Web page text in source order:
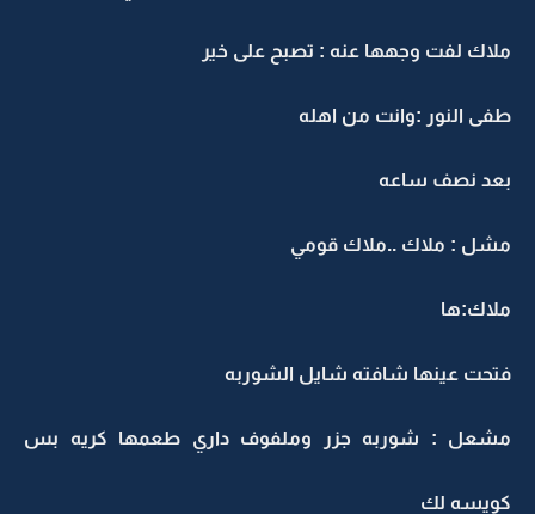
ملاك لفت وجهها عنه : تصبح على خير
طفى النور :وانت من اهله
بعد نصف ساعه
مشل : ملاك ..ملاك قومي
ملاك:ها
فتحت عينها شافته شايل الشوربه
مشعل : شوربه جزر وملفوف داري طعمها كريه بس
كويسه لك